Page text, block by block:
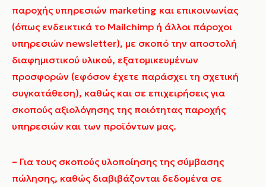
παροχής υπηρεσιών marketing και επικοινωνίας
(όπως ενδεικτικά το Mailchimp ή άλλοι πάροχοι
υπηρεσιών newsletter), με σκοπό την αποστολή
διαφημιστικού υλικού, εξατομικευμένων
προσφορών (εφόσον έχετε παράσχει τη σχετική
συγκατάθεση), καθώς και σε επιχειρήσεις για
σκοπούς αξιολόγησης της ποιότητας παροχής
υπηρεσιών και των προϊόντων μας.
– Για τους σκοπούς υλοποίησης της σύμβασης
πώλησης, καθώς διαβιβάζονται δεδομένα σε